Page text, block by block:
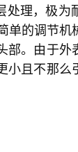
理，极
的调节机
部。由于
且不那么